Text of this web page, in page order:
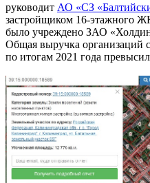
руководит АО «СЗ
застройщиком 16-этажного
было учреждено ЗАО
Общая выручка организаций
по итогам 2021 года